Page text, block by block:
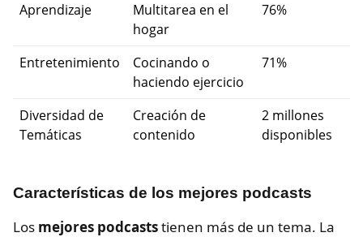
Aprendizaje
Multitarea en el
hogar
76%
Entretenimiento
Cocinando o
haciendo ejercicio
71%
Diversidad de
Temáticas
Creación de
contenido
2 millones
disponibles
Características de los mejores podcasts
Los mejores podcaststienen más de un tema. La